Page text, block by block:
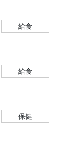
給食
給食
保健